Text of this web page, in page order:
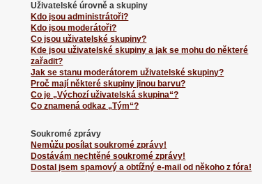
Uživatelské úrovně a skupiny
Kdo jsou administrátoři?
Kdo jsou moderátoři?
Co jsou uživatelské skupiny?
Kde jsou uživatelské skupiny a jak se mohu do některé
zařadit?
Jak se stanu moderátorem uživatelské skupiny?
Proč mají některé skupiny jinou barvu?
Co je „Výchozí uživatelská skupina“?
Co znamená odkaz „Tým“?
Soukromé zprávy
Nemůžu posílat soukromé zprávy!
Dostávám nechtěné soukromé zprávy!
Dostal jsem spamový a obtížný e-mail od někoho z fóra!